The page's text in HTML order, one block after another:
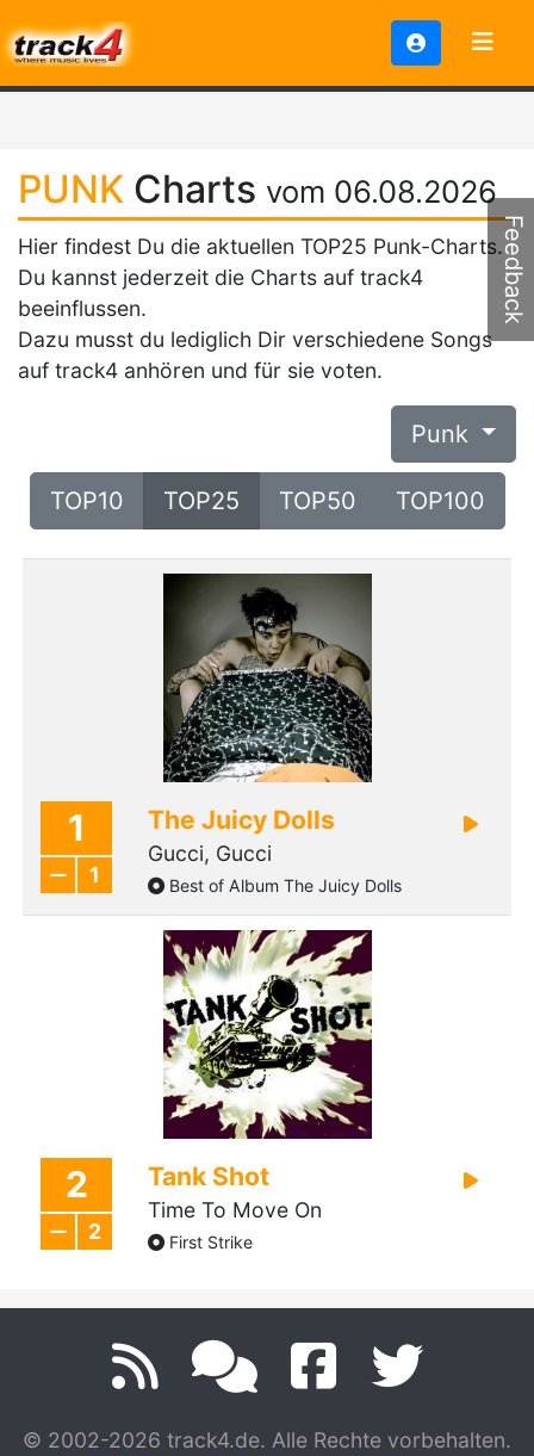
PUNK Charts vom 06.08.2026
Hier findest Du die aktuellen TOP25 Punk-Charts.
Du kannst jederzeit die Charts auf track4
beeinflussen.
Dazu musst du lediglich Dir verschiedene Songs
auf track4 anhören und für sie voten.
Punk
TOP10 TOP25 TOP50 TOP100
1
1
The Juicy Dolls
Gucci, Gucci
Best of Album The Juicy Dolls
2
2
Tank Shot
Time To Move On
First Strike
© 2002-2026 track4.de. Alle Rechte vorbehalten.
Feedback